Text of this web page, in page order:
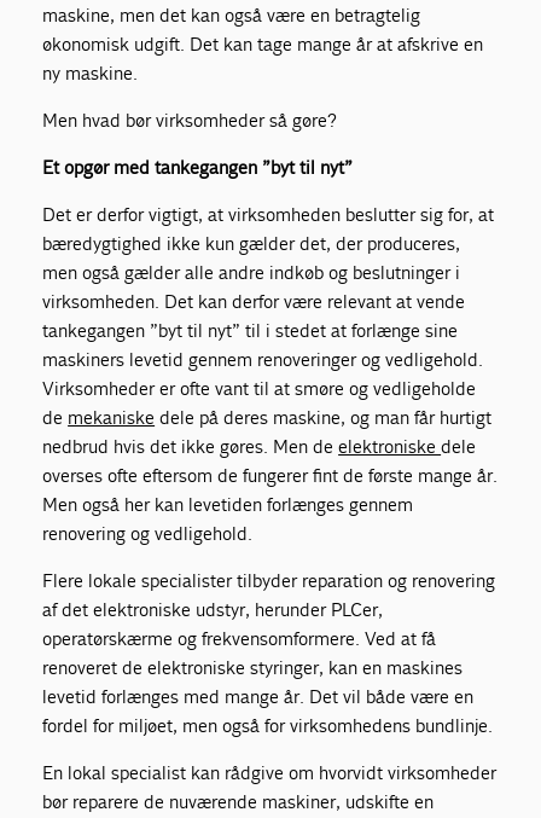
maskine, men det kan også være en betragtelig
økonomisk udgift. Det kan tage mange år at afskrive en
ny maskine.
Men hvad bør virksomheder så gøre?
Et opgør med tankegangen ”byt til nyt”
Det er derfor vigtigt, at virksomheden beslutter sig for, at
bæredygtighed ikke kun gælder det, der produceres,
men også gælder alle andre indkøb og beslutninger i
virksomheden. Det kan derfor være relevant at vende
tankegangen ”byt til nyt” til i stedet at forlænge sine
maskiners levetid gennem renoveringer og vedligehold.
Virksomheder er ofte vant til at smøre og vedligeholde
de mekaniske dele på deres maskine, og man får hurtigt
nedbrud hvis det ikke gøres. Men deelektroniskedele
overses ofte eftersom de fungerer fint de første mange år.
Men også her kan levetiden forlænges gennem
renovering og vedligehold.
Flere lokale specialister tilbyder reparation og renovering
af det elektroniske udstyr, herunder PLCer,
operatørskærme og frekvensomformere. Ved at få
renoveret de elektroniske styringer, kan en maskines
levetid forlænges med mange år. Det vil både være en
fordel for miljøet, men også for virksomhedens bundlinje.
En lokal specialist kan rådgive om hvorvidt virksomheder
bør reparere de nuværende maskiner, udskifte en